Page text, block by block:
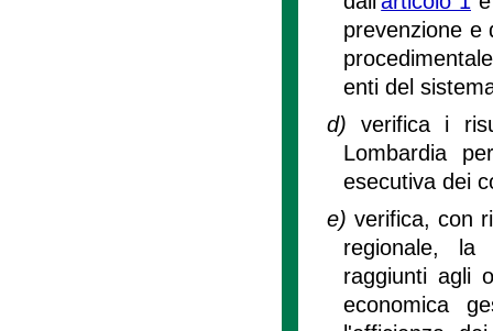
prevenzione e
enti del
d)verifica i
Lombardia
esecutiva dei
e) verifica, con
regionale, la
raggiunti agli
economica